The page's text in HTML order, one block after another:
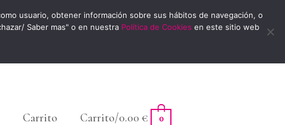
Carrito Carrito/0.00€ 0
usuario, obtener información sobre sus hábitos de navegación, o
Saber mas" o en nuestra Política de Cookies en este sitio web